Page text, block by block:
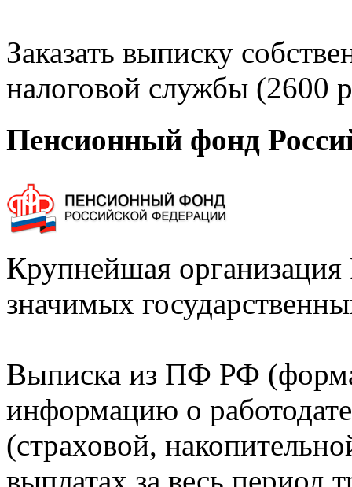
Заказать выписку
налоговой службы (2600
Пенсионный фонд
Крупнейшая
значимых
Выписка из ПФ РФ
информацию о
(страховой,
выплатах за весь период